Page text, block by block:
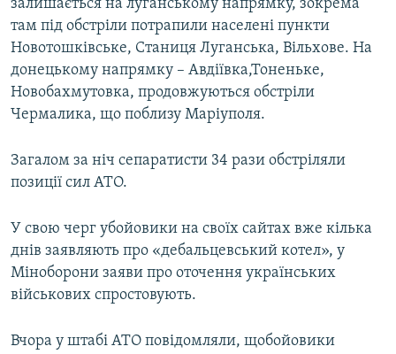
залишається на луганському напрямку, зокрема
там під обстріли потрапили населені пункти
Новотошківське, Станиця Луганська, Вільхове. На
донецькому напрямку – Авдіївка,Тоненьке,
Новобахмутовка, продовжуються обстріли
Чермалика, що поблизу Маріуполя.
Загалом за ніч сепаратисти 34 рази обстріляли
позиції сил АТО.
У свою черг убойовики на своїх сайтах вже кілька
днів заявляють про «дебальцевський котел», у
Міноборони заяви про оточення українських
військових спростовують.
Вчора у штабі АТО повідомляли, щобойовики